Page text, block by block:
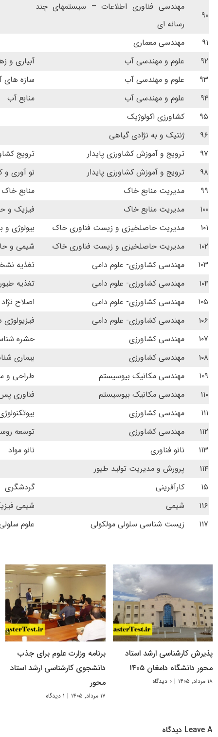
۹۰
مهندسی فناوری اطلاعات – سیستمهای چند
رسانه ای
۹۱
مهندسی معماری
۹۲
علوم و مهندسی آب
آبیاری و
۹۳
علوم و مهندسی آب
سازه های
۹۴
علوم و مهندسی آب
منابع آب
۹۵
کشاورزی اکولوژیک
۹۶
ژنتیک و به نژادی گیاهی
۹۷
ترویج و آموزش کشاورزی پایدار
ترویج
۹۸
ترویج و آموزش کشاورزی پایدار
نو آوری و
۹۹
مدیریت منابع خاک
منابع خاک
۱۰۰
مدیریت منابع خاک
فیزیک و
۱۰۱
مدیریت حاصلخیزی و زیست فناوری خاک
بیولوژی و
۱۰۲
مدیریت حاصلخیزی و زیست فناوری خاک
شیمی و
۱۰۳
مهندسی کشاورزی- علوم دامی
تغذیه
۱۰۴
مهندسی کشاورزی- علوم دامی
تغذیه
۱۰۵
مهندسی کشاورزی- علوم دامی
اصلاح
۱۰۶
مهندسی کشاورزی- علوم دامی
فیزیولوژی
۱۰۷
مهندسی کشاورزی
حشره
۱۰۸
مهندسی کشاورزی
بیماری
۱۰۹
مهندسی مکانیک بیوسیستم
طراحی و
۱۱۰
مهندسی مکانیک بیوسیستم
فناوری
۱۱۱
مهندسی کشاورزی
۱۱۲
مهندسی کشاورزی
توسعه
۱۱۳
نانو فناوری
نانو مواد
۱۱۴
پرورش و مدیریت تولید طیور
۱۵
کارآفرینی
گردشگری
۱۱۶
شیمی
شیمی
۱۱۷
زیست شناسی سلولی مولکولی علوم
پذیرش کارشناسی ارشد استاد
محور دانشگاه دامغان ۱۴۰۵
۱۸ مرداد, ۱۴۰۵ | ۰ دیدگاه
برنامه وزارت علوم برای جذب
دانشجوی کارشناسی ارشد استاد
محور
۱۷ مرداد, ۱۴۰۵ | ۱ دیدگاه
Leave A دیدگاه